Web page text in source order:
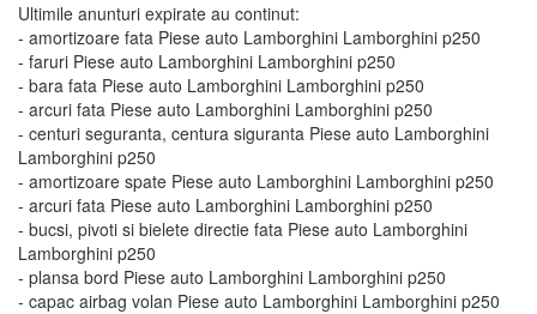
Ultimile anunturi expirate au continut:
- amortizoare fata Piese auto Lamborghini Lamborghini p250
- faruri Piese auto Lamborghini Lamborghini p250
- bara fata Piese auto Lamborghini Lamborghini p250
- arcuri fata Piese auto Lamborghini Lamborghini p250
- centuri seguranta, centura siguranta Piese auto Lamborghini
Lamborghini p250
- amortizoare spate Piese auto Lamborghini Lamborghini p250
- arcuri fata Piese auto Lamborghini Lamborghini p250
- bucsi, pivoti si bielete directie fata Piese auto Lamborghini
Lamborghini p250
- plansa bord Piese auto Lamborghini Lamborghini p250
- capac airbag volan Piese auto Lamborghini Lamborghini p250